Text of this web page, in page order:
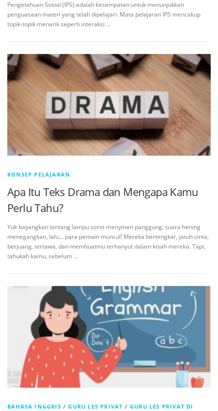
Pengetahuan Sosial (IPS) adalah kesempatan untuk menunjukkan
penguasaan materi yang telah dipelajari. Mata pelajaran IPS mencakup
topik-topik menarik seperti interaksi …
KONSEP PELAJARAN
Apa Itu Teks Drama dan Mengapa Kamu
Perlu Tahu?
Yuk bayangkan tentang lampu sorot menyinari panggung, suara hening
menegangkan, lalu… para pemain muncul! Mereka bertengkar, jatuh cinta,
berjuang, tertawa, dan membuatmu terhanyut dalam kisah mereka. Tapi,
tahukah kamu, sebelum …
BAHASA INGGRIS /GURU LES PRIVAT /GURU LES PRIVAT DI